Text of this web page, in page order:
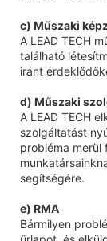
c) Műszaki
A LEAD TECH
található
iránt
d) Műszaki
A LEAD TECH
szolgáltatást
probléma
segítségére.
e) RMA
Bármilyen